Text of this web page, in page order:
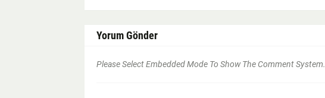
Yorum Gönder
Please Select Embedded Mode To Show The Comment System.